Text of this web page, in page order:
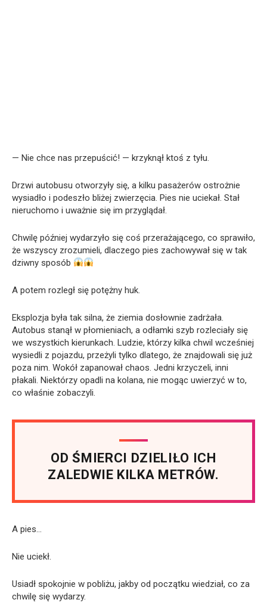
— Nie chce nas przepuścić! — krzyknął ktoś z tyłu.
Drzwi autobusu otworzyły się, a kilku pasażerów ostrożnie
wysiadło i podeszło bliżej zwierzęcia. Pies nie uciekał. Stał
nieruchomo i uważnie się im przyglądał.
Chwilę później wydarzyło się coś przerażającego, co sprawiło,
że wszyscy zrozumieli, dlaczego pies zachowywał się w tak
dziwny sposób
A potem rozległ się potężny huk.
Eksplozja była tak silna, że ziemia dosłownie zadrżała.
Autobus stanął w płomieniach, a odłamki szyb rozleciały się
we wszystkich kierunkach. Ludzie, którzy kilka chwil wcześniej
wysiedli z pojazdu, przeżyli tylko dlatego, że znajdowali się już
poza nim. Wokół zapanował chaos. Jedni krzyczeli, inni
płakali. Niektórzy opadli na kolana, nie mogąc uwierzyć w to,
co właśnie zobaczyli.
OD ŚMIERCI DZIELIŁO ICH
ZALEDWIE KILKA METRÓW.
A pies…
Nie uciekł.
Usiadł spokojnie w pobliżu, jakby od początku wiedział, co za
chwilę się wydarzy.